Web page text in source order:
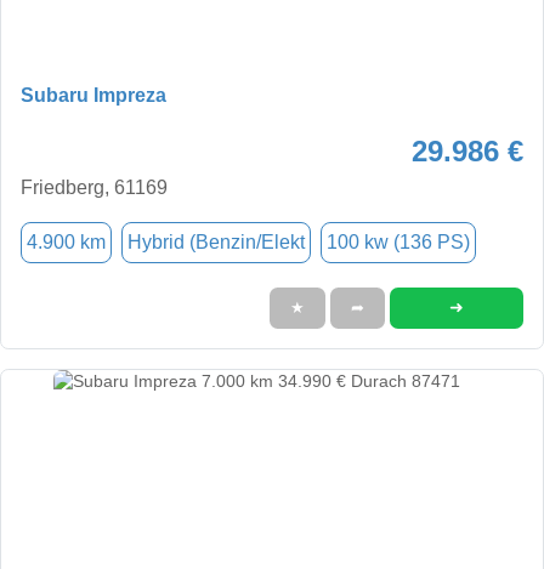
Subaru Impreza
29.986 €
Friedberg, 61169
4.900 km Hybrid (Benzin/Elekt 100 kw (136 PS)
★ ➦ ➜